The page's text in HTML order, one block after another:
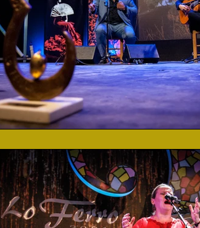
Actualidad Festival 2023 Festival
Agenda Cultural